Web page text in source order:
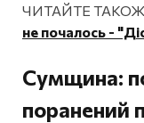
ЧИТАЙТЕ
не почалось -
Сумщина:
поранений